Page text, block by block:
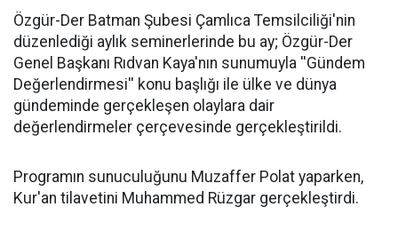
​Özgür-Der Batman Şubesi Çamlıca Temsilciliği'nin
düzenlediği aylık seminerlerinde bu ay; Özgür-Der
Genel Başkanı Rıdvan Kaya'nın sunumuyla ''Gündem
Değerlendirmesi'' konu başlığı ile ülke ve dünya
gündeminde gerçekleşen olaylara dair
değerlendirmeler çerçevesinde gerçekleştirildi.
Programın sunuculuğunu Muzaffer Polat yaparken,
Kur'an tilavetini Muhammed Rüzgar gerçekleştirdi.